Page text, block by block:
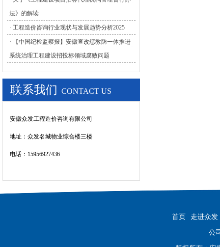
法》的解读
· 工程造价咨询行业现状与发展趋势分析2025
· 【中国纪检监察报】安徽查改惩教防一体推进
系统治理工程建设招投标领域腐败问题
联系我们 CONTACT US
安徽众发工程造价咨询有限公司
地址： 众发名城物业综合楼三楼
电话：15956927436
首页 走进众发
公